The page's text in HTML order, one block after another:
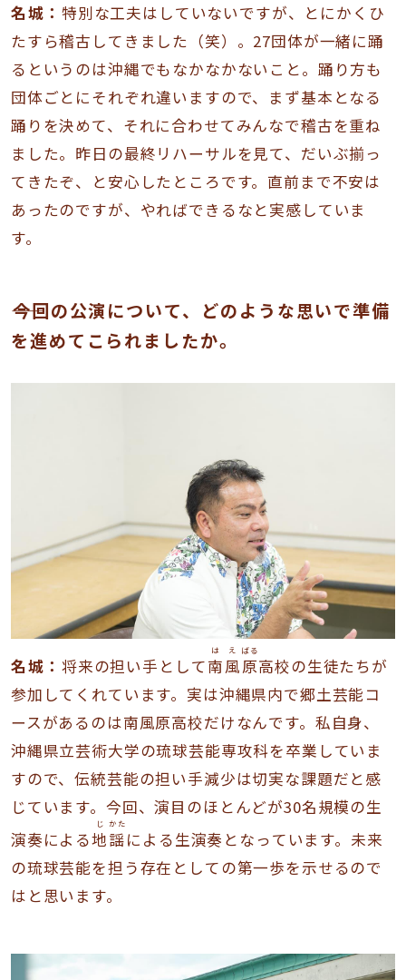
名城： 特別な工夫はしていないですが、とにかくひ
たすら稽古してきました（笑）。27団体が一緒に踊
るというのは沖縄でもなかなかないこと。踊り方も
団体ごとにそれぞれ違いますので、まず基本となる
踊りを決めて、それに合わせてみんなで稽古を重ね
ました。昨日の最終リハーサルを見て、だいぶ揃っ
てきたぞ、と安心したところです。直前まで不安は
あったのですが、やればできるなと実感していま
す。
――今回の公演について、どのような思いで準備
を進めてこられましたか。
名城： 将来の担い手として南
は
風
え
原
ばる
高校の生徒たちが
参加してくれています。実は沖縄県内で郷土芸能コ
ースがあるのは南風原高校だけなんです。私自身、
沖縄県立芸術大学の琉球芸能専攻科を卒業していま
すので、伝統芸能の担い手減少は切実な課題だと感
じています。今回、演目のほとんどが30名規模の生
演奏による地
じ
謡
かた
による生演奏となっています。未来
の琉球芸能を担う存在としての第一歩を示せるので
はと思います。